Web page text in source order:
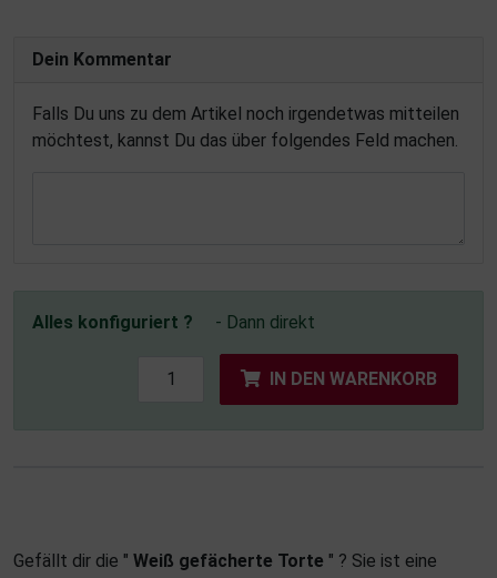
Dein Kommentar
Falls Du uns zu dem Artikel noch irgendetwas mitteilen
möchtest, kannst Du das über folgendes Feld machen.
Alles konfiguriert ? - Dann direkt
IN DEN WARENKORB
Gefällt dir die " Weiß gefächerte Torte " ? Sie ist eine